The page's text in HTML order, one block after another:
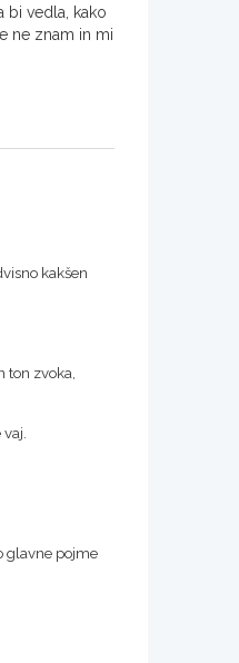
bi vedla, kako
ne znam in mi
kakšen
ton zvoka,
glavne pojme